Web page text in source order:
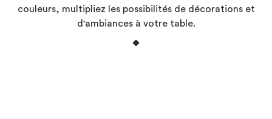
couleurs, multipliez les possibilités de décorations et
d'ambiances à votre table.